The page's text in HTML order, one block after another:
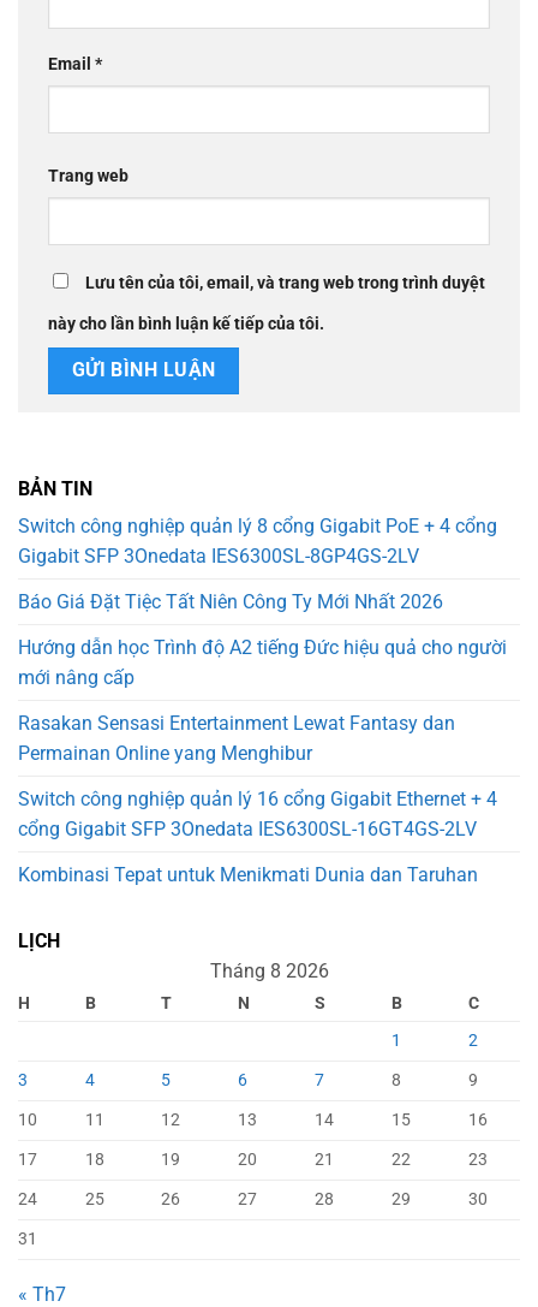
Email *
Trang web
Lưu tên của tôi, email, và trang web trong trình duyệt
này cho lần bình luận kế tiếp của tôi.
BẢN TIN
Switch công nghiệp quản lý 8 cổng Gigabit PoE + 4 cổng
Gigabit SFP 3Onedata IES6300SL-8GP4GS-2LV
Báo Giá Đặt Tiệc Tất Niên Công Ty Mới Nhất 2026
Hướng dẫn học Trình độ A2 tiếng Đức hiệu quả cho người
mới nâng cấp
Rasakan Sensasi Entertainment Lewat Fantasy dan
Permainan Online yang Menghibur
Switch công nghiệp quản lý 16 cổng Gigabit Ethernet + 4
cổng Gigabit SFP 3Onedata IES6300SL-16GT4GS-2LV
Kombinasi Tepat untuk Menikmati Dunia dan Taruhan
LỊCH
Tháng 8 2026
H B T N S B
C
1
2
3
4 5 6 7 8
9
10
11 12 13 14 15
16
17
18 19 20 21 22
23
24
25 26 27 28 29
30
31
« Th7